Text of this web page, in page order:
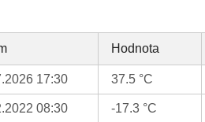
Hodnota
17:30 37.5 °C
08:30 -17.3 °C